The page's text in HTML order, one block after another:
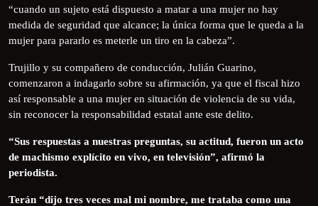
“cuando un sujeto está dispuesto a matar a una mujer no hay
medida de seguridad que alcance; la única forma que le queda a la
mujer para pararlo es meterle un tiro en la cabeza”.
Trujillo y su compañero de conducción, Julián Guarino,
comenzaron a indagarlo sobre su afirmación, ya que el fiscal hizo
así responsable a una mujer en situación de violencia de su vida,
sin reconocer la responsabilidad estatal ante este delito.
“Sus respuestas a nuestras preguntas, su actitud, fueron un acto
de machismo explícito en vivo, en televisión”, afirmó la
periodista.
Terán “dijo tres veces mal mi nombre, me trataba como una